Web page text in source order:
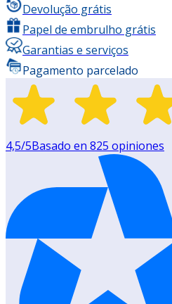
Devolução grátis
Papel de embrulho grátis
Garantias e serviços
Pagamento parcelado
4,5/5Basado en 825 opiniones